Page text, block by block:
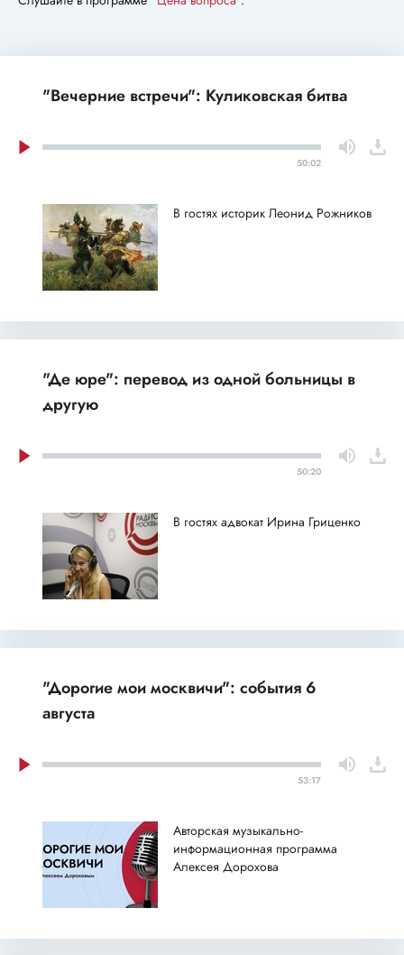
"Вечерние встречи": Куликовская битва
50:02
В гостях историк Леонид Рожников
"Де юре": перевод из одной больницы в
другую
50:20
В гостях адвокат Ирина Гриценко
"Дорогие мои москвичи": события 6
августа
53:17
Авторская музыкально-
информационная программа
Алексея Дорохова